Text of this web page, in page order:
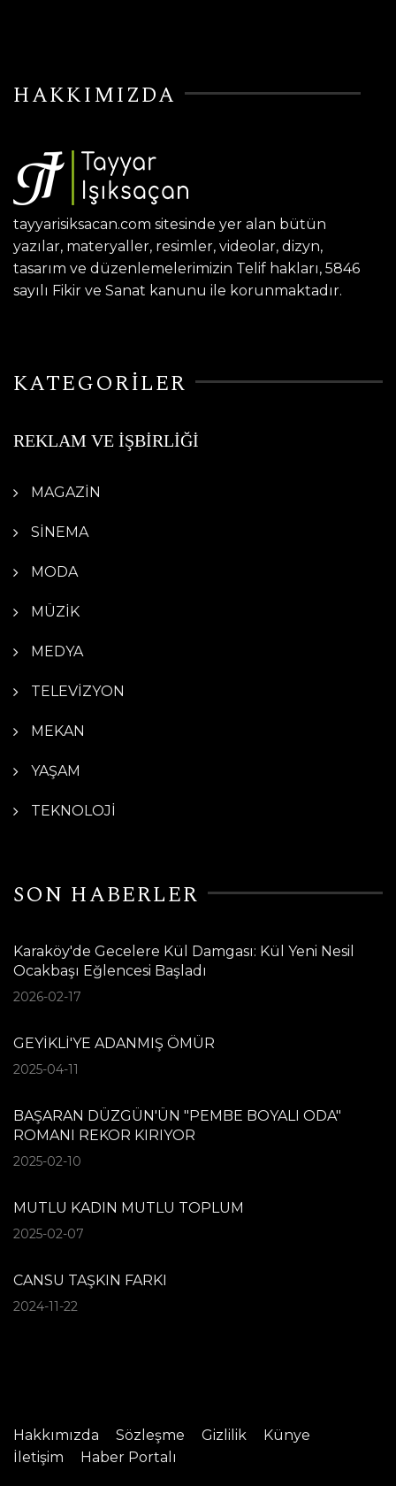
HAKKIMIZDA
tayyarisiksacan.com sitesinde yer alan bütün
yazılar, materyaller, resimler, videolar, dizyn,
tasarım ve düzenlemelerimizin Telif hakları, 5846
sayılı Fikir ve Sanat kanunu ile korunmaktadır.
KATEGORİLER
REKLAM VE İŞBİRLİĞİ
MAGAZİN
SİNEMA
MODA
MÜZİK
MEDYA
TELEVİZYON
MEKAN
YAŞAM
TEKNOLOJİ
SON HABERLER
Karaköy'de Gecelere Kül Damgası: Kül Yeni Nesil
Ocakbaşı Eğlencesi Başladı
2026-02-17
GEYİKLİ'YE ADANMIŞ ÖMÜR
2025-04-11
BAŞARAN DÜZGÜN'ÜN "PEMBE BOYALI ODA"
ROMANI REKOR KIRIYOR
2025-02-10
MUTLU KADIN MUTLU TOPLUM
2025-02-07
CANSU TAŞKIN FARKI
2024-11-22
Hakkımızda Sözleşme Gizlilik
Künye
İletişim
Haber Portalı